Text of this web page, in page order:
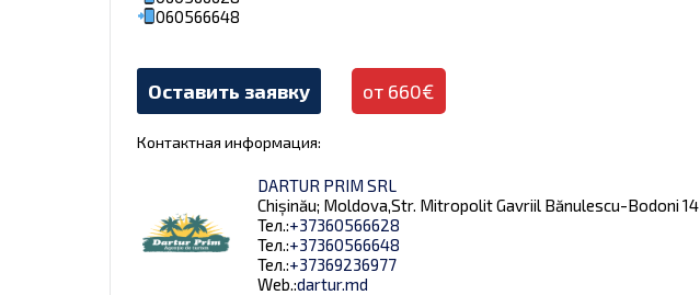
060566648
Оставить заявку от 660€
Контактная информация:
DARTUR PRIM SRL
Chișinău; Moldova,Str. Mitropolit Gavriil Bănulescu-Bodoni 14
Тел.:+37360566628
Тел.:+37360566648
Тел.:+37369236977
Web.:dartur.md